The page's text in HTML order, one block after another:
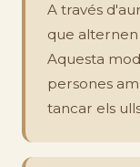
A través
que
Aquesta
persones
tancar els